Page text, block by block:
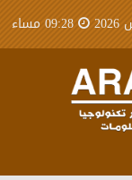
09:28 مساء